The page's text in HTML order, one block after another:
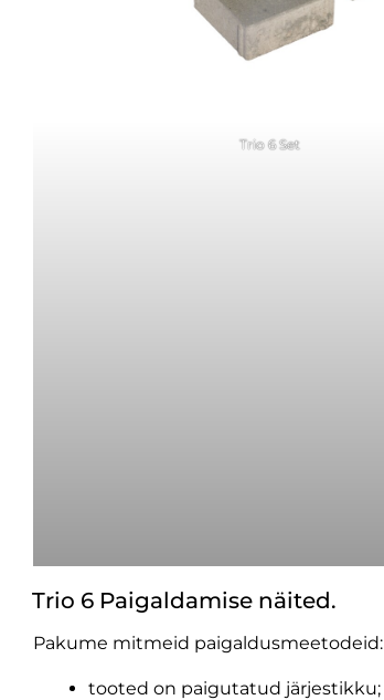
Trio 6 Set
Trio 6 Paigaldamise näited.
Pakume mitmeid paigaldusmeetodeid:
tooted on paigutatud järjestikku;